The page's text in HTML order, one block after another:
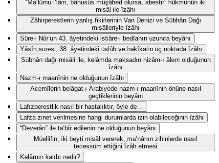
“Ma‘lûmu i‘lâm, bâhusûs müşâhed olursa, abestir” hükmünün iki
misâl ile îzâhı
Zâhirperestlerin yanlış fikirlerinin Van Denizi ve Sübhân Dağı
misâlleriyle îzâhı
Sûre-i Nûr’un 43. âyetindeki istiâre-i bedîanın uzunca beyânı
Yâsîn suresi, 38. âyetindeki üslûb ve hakîkatin üç noktada îzâhı
Sübhân dağı misâli ile, kelâmda maksadın nizâm-ı âlem olduğunun
îzâhı
Nazm-ı maanînin ne olduğunun îzâhı
Acemîlerin belâgat-ı Arabiyede nazm-ı maanînin önüne nasıl
geçtiklerinin beyânı
Lafızperestlik nasıl bir hastalıktır, öyle de…
Lafza zinet verilmesine hangi durumlarda izin olabileceğinin îzâhı
“Deverân” ile ta‘bîr edilenin ne olduğunun beyânı
Müellifin, iki beyti misâl vererek, ma‘nânın zihinlerde nasıl
tecessüm ettiğini îzâh etmesi
Kelâmın kalıbı nedir?